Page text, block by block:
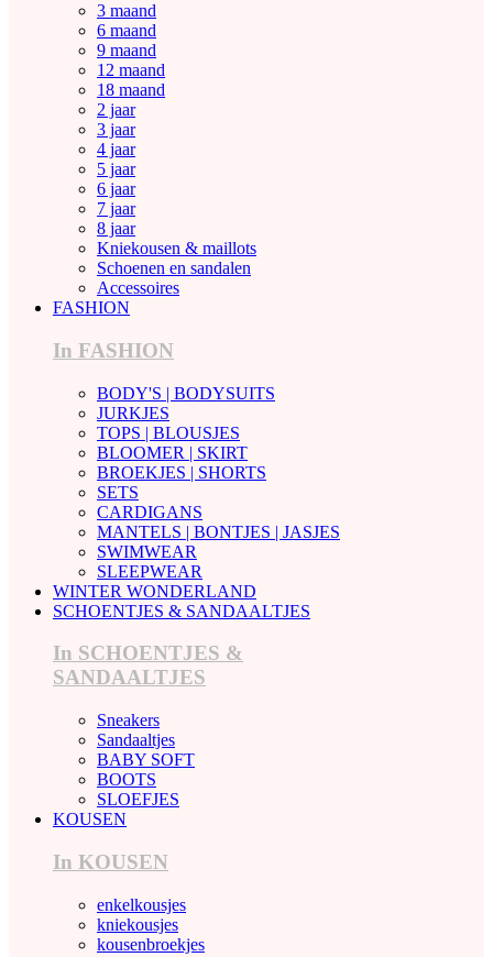
3 maand
6 maand
9 maand
12 maand
18 maand
2 jaar
3 jaar
4 jaar
5 jaar
6 jaar
7 jaar
8 jaar
Kniekousen & maillots
Schoenen en sandalen
Accessoires
FASHION
In FASHION
BODY'S | BODYSUITS
JURKJES
TOPS | BLOUSJES
BLOOMER | SKIRT
BROEKJES | SHORTS
SETS
CARDIGANS
MANTELS | BONTJES | JASJES
SWIMWEAR
SLEEPWEAR
WINTER WONDERLAND
SCHOENTJES & SANDAALTJES
In SCHOENTJES &
SANDAALTJES
Sneakers
Sandaaltjes
BABY SOFT
BOOTS
SLOEFJES
KOUSEN
In KOUSEN
enkelkousjes
kniekousjes
kousenbroekjes